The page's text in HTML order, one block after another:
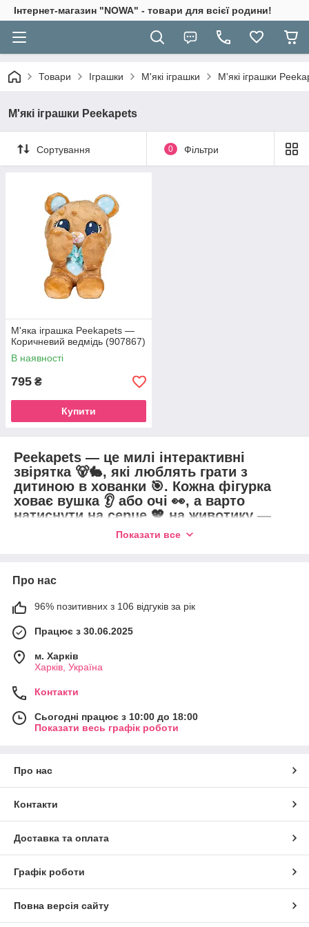
Інтернет-магазин "NOWA" - товари для всієї родини!
Товари Іграшки М'які іграшки М'які іграшки
М'які іграшки Peekapets
Сортування 0 Фільтри
М'яка іграшка Peekapets —
Коричневий ведмідь (907867)
В наявності
795 ₴
Купити
Peekapets — це милі інтерактивні
звірятка 🐻🐇, які люблять грати з
дитиною в хованки 🎯. Кожна фігурка
ховає вушка 👂 або очі 👀, а варто
натиснути на серце 💖 на животику —
котик або зайчик має вигляд і готовий
✨ Особливості Peekapets:
🐾
Гра "ховання"
— животик +
вушка: натиснув — звірятко
вигляне!
🎨Різноманітність персонажів
зайчики, ведмедики, білі та
приємний на дотик, ідеально для
інтерактивний і колекційний.
😍Збери всіх!
унікальний і хочеться мати всю
Чому Peekapets — особливі іграшки
Миттєва реакція
малюка.
Показати все
Про нас
96% позитивних з 106 відгуків за рік
Працює з 30.06.2025
м. Харків
Харків, Україна
Контакти
Сьогодні працює з 10:00 до 18:00
Показати весь графік роботи
Про нас
Контакти
Доставка та оплата
Графік роботи
Повна версія сайту